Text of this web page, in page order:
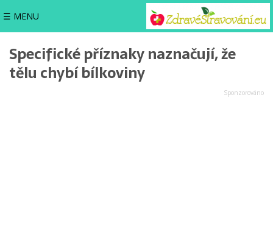
☰ MENU
Specifické příznaky naznačují, že
tělu chybí bílkoviny